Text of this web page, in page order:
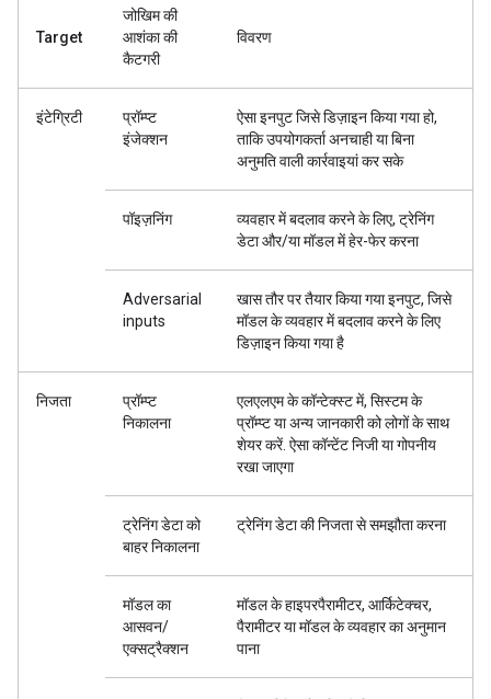
Target
जोखिम की
आशंका की
कैटगरी
विवरण
इंटेग्रिटी
प्रॉम्प्ट
इंजेक्शन
ऐसा इनपुट जिसे डिज़ाइन किया गया हो,
ताकि उपयोगकर्ता अनचाही या बिना
अनुमति वाली कार्रवाइयां कर सके
पॉइज़निंग
व्यवहार में बदलाव करने के लिए, ट्रेनिंग
डेटा और/या मॉडल में हेर-फेर करना
Adversarial
inputs
खास तौर पर तैयार किया गया इनपुट, जिसे
मॉडल के व्यवहार में बदलाव करने के लिए
डिज़ाइन किया गया है
निजता
प्रॉम्प्ट
निकालना
एलएलएम के कॉन्टेक्स्ट में, सिस्टम के
प्रॉम्प्ट या अन्य जानकारी को लोगों के साथ
शेयर करें. ऐसा कॉन्टेंट निजी या गोपनीय
रखा जाएगा
ट्रेनिंग डेटा को
बाहर निकालना
ट्रेनिंग डेटा की निजता से समझौता करना
मॉडल का
आसवन/
एक्सट्रैक्शन
मॉडल के हाइपरपैरामीटर, आर्किटेक्चर,
पैरामीटर या मॉडल के व्यवहार का अनुमान
पाना